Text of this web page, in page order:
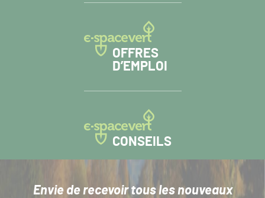
OFFRES
D’EMPLOI
CONSEILS
Envie de recevoir tous les nouveaux